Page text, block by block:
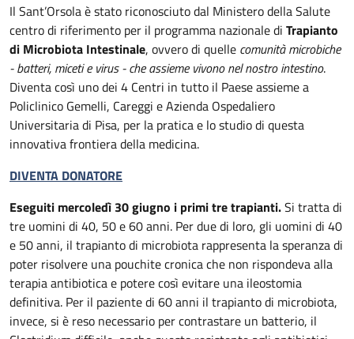
Il Sant’Orsola è stato riconosciuto dal Ministero della Salute
centro di riferimento per il programma nazionale di Trapianto
di Microbiota Intestinale, ovvero di quelle comunità microbiche
- batteri, miceti e virus - che assieme vivono nel nostro intestino.
Diventa così uno dei 4 Centri in tutto il Paese assieme a
Policlinico Gemelli, Careggi e Azienda Ospedaliero
Universitaria di Pisa, per la pratica e lo studio di questa
innovativa frontiera della medicina.
DIVENTA DONATORE
Eseguiti mercoledì 30 giugno i primi tre trapianti.Si tratta di
tre uomini di 40, 50 e 60 anni. Per due di loro, gli uomini di 40
e 50 anni, il trapianto di microbiota rappresenta la speranza di
poter risolvere una pouchite cronica che non rispondeva alla
terapia antibiotica e potere così evitare una ileostomia
definitiva. Per il paziente di 60 anni il trapianto di microbiota,
invece, si è reso necessario per contrastare un batterio, il